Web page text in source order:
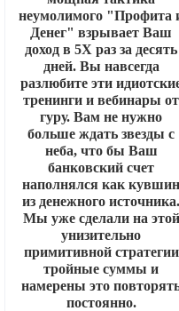
неумолимого "Профита
Денег" взрывает Ваш
доход в 5Х раз за десять
дней. Вы навсегда
разлюбите эти
тренинги и вебинары от
гуру. Вам не нужно
больше ждать звезды с
неба, что бы Ваш
банковский счет
наполнялся как
из денежного
Мы уже сделали на этой
унизительно
примитивной стратегии
тройные суммы и
намерены это
постоянно.